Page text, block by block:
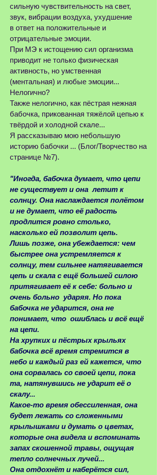
сильную чувствительность на свет,
звук, вибрации воздуха, ухудшение
в ответ на положительные и
отрицательные эмоции.
При МЭ к истощению сил организма
приводит не только физическая
активность, но умственная
(ментальная) и любые эмоции...
Нелогично?
Также нелогично, как пёстрая нежная
бабочка, прикованная тяжёлой цепью к
твёрдой и холодной скале...
Я рассказываю мою небольшую
историю бабочки ... (Блог/Творчество на
странице №7).
"Иногда, бабочка думает, что цепи
не существует и она летит к
солнцу. Она наслаждается полётом
и не думает, что её радость
продлится ровно столько,
насколько ей позволит цепь.
Лишь позже, она убеждается: чем
быстрее она устремляется к
солнцу, тем сильнее натягивается
цепь и скала с ещё большей силою
притягивает её к себе: больно и
очень больно ударяя. Но пока
бабочка не ударится, она не
понимает, что ошиблась и всё ещё
на цепи.
На хрупких и пёстрых крыльях
бабочка всё время стремится в
небо и каждый раз ей кажется, что
она сорвалась со своей цепи, пока
та, натянувшись не ударит её о
скалу...
Какое-то время обессиленная, она
будет лежать со сложенными
крылышками и думать о цветах,
которые она видела и вспоминать
запах скошенной травы, ощущая
тепло солнечных лучей...
Она отдохнёт и наберётся сил,